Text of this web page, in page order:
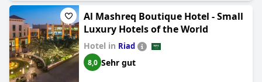
umfangreichen Freizeiteinrichtungen.
Al Mashreq Boutique Hotel - Small
Luxury Hotels of the World
Hotel in Riad
8,0 Sehr gut